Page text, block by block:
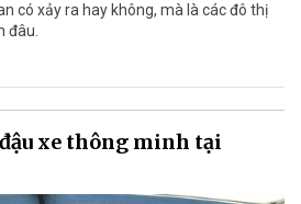
có xảy ra hay không, mà là các đô thị
đâu.
xe thông minh tại